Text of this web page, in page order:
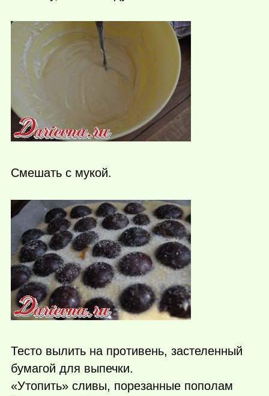
Смешать с мукой.
Тесто вылить на противень, застеленный
бумагой для выпечки.
«Утопить» сливы, порезанные пополам